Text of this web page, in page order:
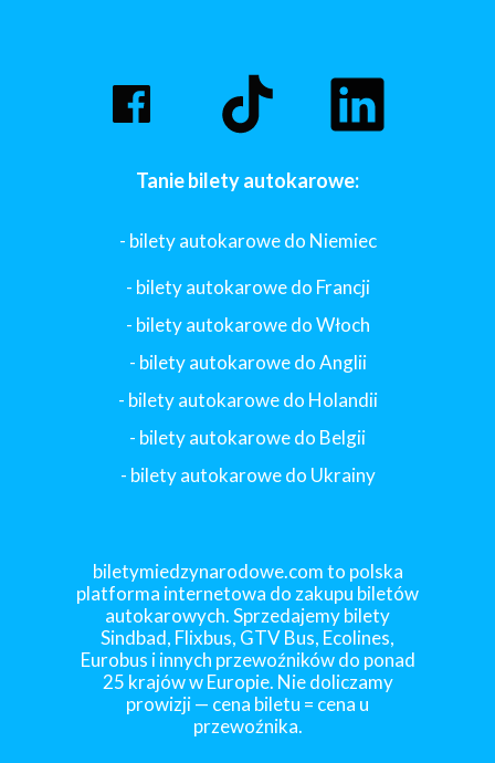
biletymiedzynarodowe.com to polska
platforma internetowa do zakupu biletów
autokarowych. Sprzedajemy bilety
Sindbad, Flixbus, GTV Bus, Ecolines,
Eurobus i innych przewoźników do ponad
25 krajów w Europie. Nie doliczamy
prowizji — cena biletu = cena u
przewoźnika.
Tanie bilety autokarowe:
- bilety autokarowe do Niemiec
- bilety autokarowe do Francji
- bilety autokarowe do Włoch
- bilety autokarowe do Anglii
- bilety autokarowe do Holandii
- bilety autokarowe do Belgii
- bilety autokarowe do Ukrainy